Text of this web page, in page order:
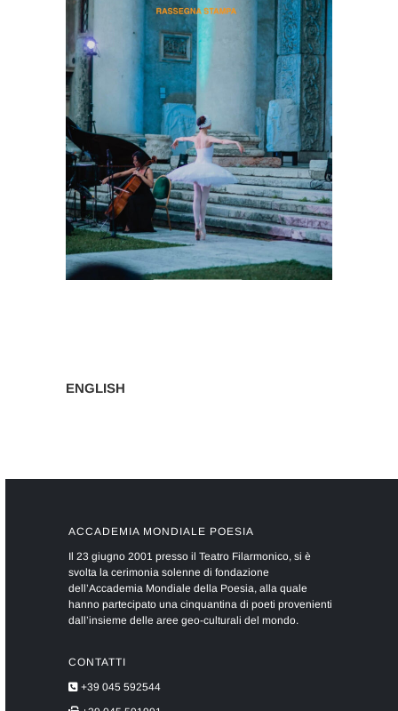
ENGLISH
ACCADEMIA MONDIALE POESIA
Il 23 giugno 2001 presso il Teatro Filarmonico, si è
svolta la cerimonia solenne di fondazione
dell’Accademia Mondiale della Poesia, alla quale
hanno partecipato una cinquantina di poeti provenienti
dall’insieme delle aree geo-culturali del mondo.
CONTATTI
+39 045 592544